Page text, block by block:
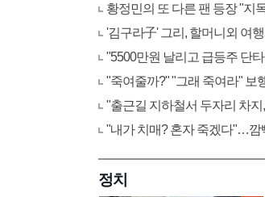
황정민의 또 다른 팬 등장 "지
'김구라子' 그리, 할머니외 여
"5500만원 날리고 급등주 단
"죽여줄까?" "그래 죽여라" 보
"출근길 지하철서 두자리 차
"내가 치매? 혼자 죽겠다"…깜
정치